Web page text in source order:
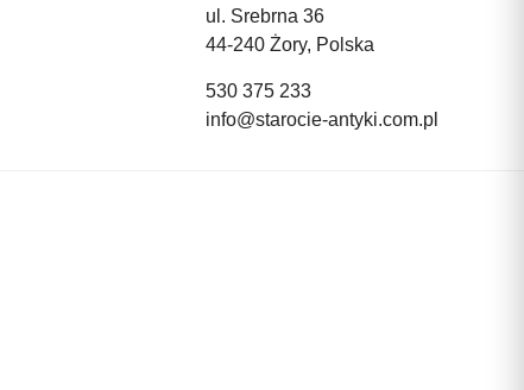
ul. Srebrna 36
44-240 Żory, Polska
530 375 233
info@starocie-antyki.com.pl